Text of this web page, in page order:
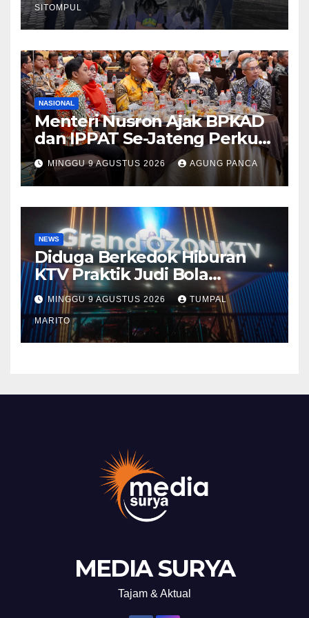
SITOMPUL
NASIONAL
Menteri Nusron Ajak BPKAD
dan IPPAT Se-Jateng Perkuat
Sinergi Wujudkan
Transformasi Layanan
Pertanahan
MINGGU 9 AGUSTUS 2026 AGUNG PANCA
NEWS
Diduga Berkedok Hiburan
KTV Praktik Judi Bola
Pimpong Beroperasi Terbuka
Disungai Panas Kapolda
Tutup mata Tempat Hiburan
DiBatam
MINGGU 9 AGUSTUS 2026 TUMPAL
MARITO
MEDIA SURYA
Tajam & Aktual